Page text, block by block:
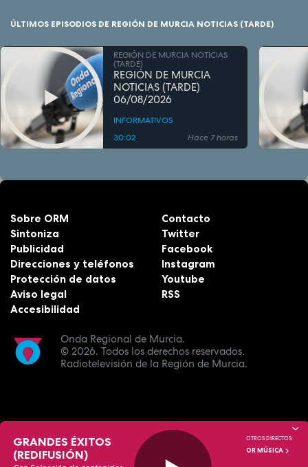
ÚLTIMOS EPISODIOS DE REGIÓN DE MURCIA NOTICIAS (TARDE)
REGIÓN DE MURCIA NOTICIAS
(TARDE)
REGIÓN DE MURCIA
NOTICIAS (TARDE)
06/08/2026
INFORMATIVOS
30:02
Hace 7 horas
Onda Regional de Murcia.
© 2026. Todos los derechos reservados.
Radiotelevisión de la Región de Murcia.
Sobre ORM
Sintoniza
Publicidad
Direcciones y teléfonos
Protección de datos
Aviso legal
Accesibilidad
Contacto
Twitter
Facebook
Instagram
Youtube
RSS
GRANDES ÉXITOS
(REDIFUSIÓN)
OTROS DIRECTOS:
OR MÚSICA